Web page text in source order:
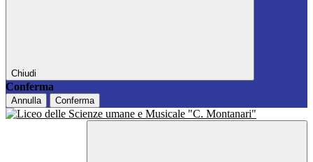
Chiudi
Conferma
Annulla Conferma